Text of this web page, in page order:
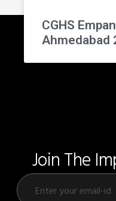
CGHS
Ahmedabad
Join The